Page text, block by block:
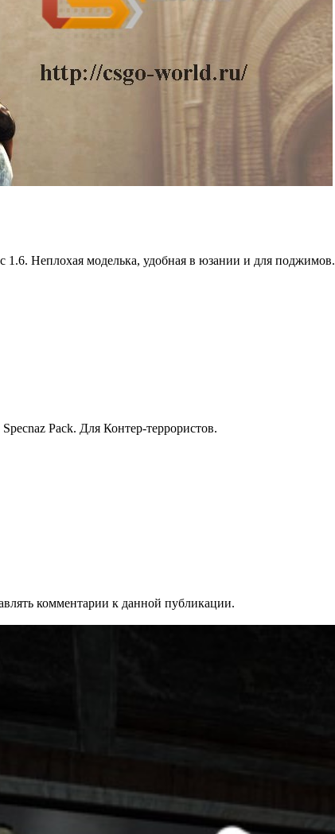
1.6. Неплохая моделька, удобная в юзании и для поджимов.
Pack. Для Контер-террористов.
комментарии к данной публикации.